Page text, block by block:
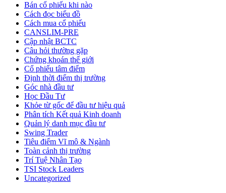
Bán cổ phiếu khi nào
Cách đọc biểu đồ
Cách mua cổ phiếu
CANSLIM-PRE
Cập nhật BCTC
Câu hỏi thường gặp
Chứng khoán thế giới
Cổ phiếu tâm điểm
Định thời điểm thị trường
Góc nhà đầu tư
Học Đầu Tư
Khỏe từ gốc để đầu tư hiệu quả
Phân tích Kết quả Kinh doanh
Quản lý danh mục đầu tư
Swing Trader
Tiêu điểm Vĩ mô & Ngành
Toàn cảnh thị trường
Trí Tuệ Nhân Tạo
TSI Stock Leaders
Uncategorized